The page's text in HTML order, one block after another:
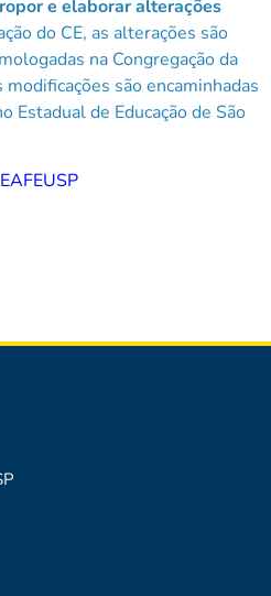
e elaborar alterações
do CE, as alterações são
na Congregação da
são encaminhadas
Estadual de Educação de São